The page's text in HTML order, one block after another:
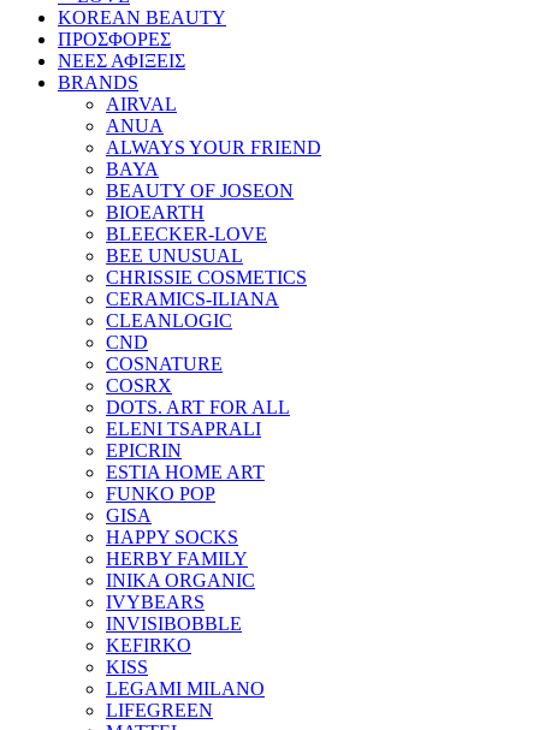
KOREAN BEAUTY
ΠΡΟΣΦΟΡΕΣ
ΝΕΕΣ ΑΦΙΞΕΙΣ
BRANDS
AIRVAL
ANUA
ALWAYS YOUR FRIEND
BAYA
BEAUTY OF JOSEON
BIOEARTH
BLEECKER-LOVE
BEE UNUSUAL
CHRISSIE COSMETICS
CERAMICS-ILIANA
CLEANLOGIC
CND
COSNATURE
COSRX
DOTS. ART FOR ALL
ELENI TSAPRALI
EPICRIN
ESTIA HOME ART
FUNKO POP
GISA
HAPPY SOCKS
HERBY FAMILY
INIKA ORGANIC
IVYBEARS
INVISIBOBBLE
KEFIRKO
KISS
LEGAMI MILANO
LIFEGREEN